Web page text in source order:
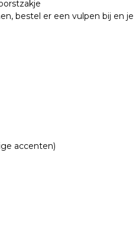
bestel er een vulpen bij en je
accenten)